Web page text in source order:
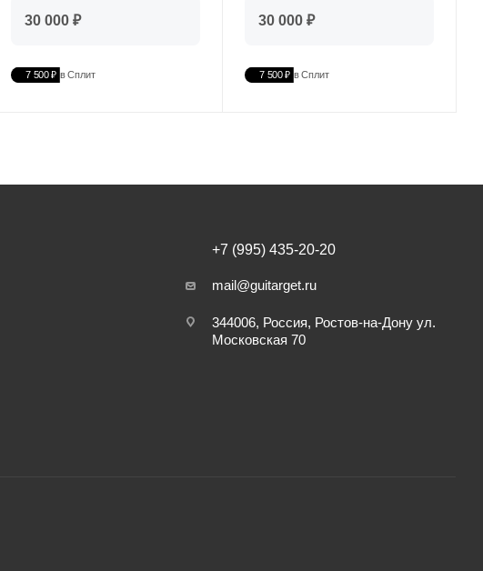
30 000 ₽
7 500 ₽ в Сплит
30 000 ₽
7 500 ₽ в Сплит
+7 (995) 435-20-20
mail@guitarget.ru
344006, Россия, Ростов-на-Дону ул.
Московская 70